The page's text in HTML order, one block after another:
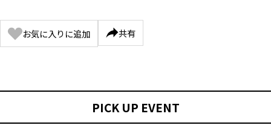
お気に入りに追加 共有
PICK UP EVENT